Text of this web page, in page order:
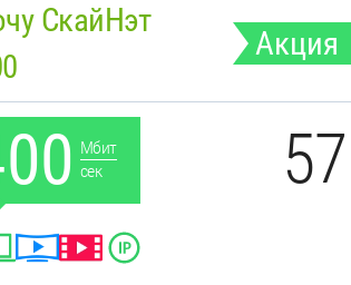
СкайНэт
Акция
Мбит
сек